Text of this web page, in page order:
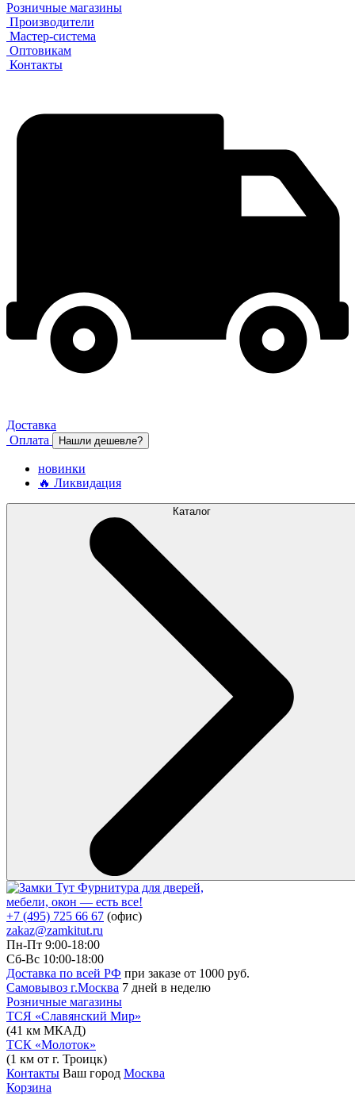
Розничные магазины
Производители
Мастер-система
Оптовикам
Контакты
Доставка
Оплата
Нашли дешевле?
новинки
🔥 Ликвидация
Каталог
Фурнитура для дверей,
мебели, окон — есть все!
+7 (495) 725 66 67 (офис)
zakaz@zamkitut.ru
Пн-Пт 9:00-18:00
Сб-Вс 10:00-18:00
Доставка по всей РФ при заказе от 1000 руб.
Самовывоз г.Москва 7 дней в неделю
Розничные магазины
ТСЯ «Славянский Мир»
(41 км МКАД)
ТСК «Молоток»
(1 км от г. Троицк)
Контакты Ваш город Москва
Корзина